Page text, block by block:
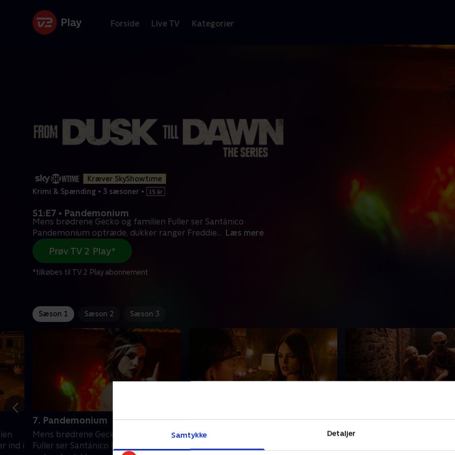
Samtykke Detaljer
Forside Live TV Kategorier
Kræver SkyShowtime
Krimi & Spænding • 3 sæsoner •
S1:E7 • Pandemonium
Mens brødrene Gecko og familien Fuller ser Santánico
Pandemonium optræde, dukker ranger Freddie... Læs mere
Prøv TV 2 Play*
*tilkøbes til TV 2 Play abonnement
Sæson 1 Sæson 2 Sæson 3
ind i
7. Pandemonium
Mens brødrene Gecko og familien
Fuller ser Santánico Pandemonium
8. La Conquista
Mens Santánico forsøger at overtale
For at befri Santánico må